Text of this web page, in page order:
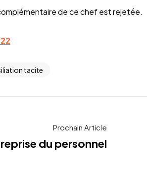
de ce chef est rejetée.
tacite
Prochain Article
du personnel